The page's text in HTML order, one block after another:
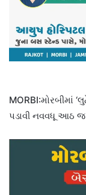
MORBI:મોરબીમાં
પડાવી નવવધૂ આઠ જ